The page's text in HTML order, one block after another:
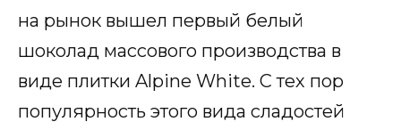
на рынок вышел первый белый
шоколад массового производства в
виде плитки Alpine White. С тех пор
популярность этого вида сладостей